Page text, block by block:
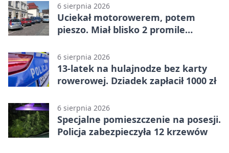
6 sierpnia 2026
Uciekał motorowerem, potem
pieszo. Miał blisko 2 promile
6 sierpnia 2026
13-latek na hulajnodze bez karty
rowerowej. Dziadek zapłacił 1000 zł
6 sierpnia 2026
Specjalne pomieszczenie na posesji.
Policja zabezpieczyła 12 krzewów